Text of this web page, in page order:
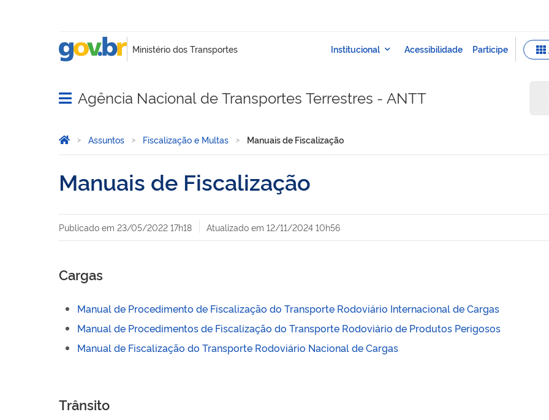
Abrir menu principal de navegação
Agência Nacional de Transportes Terrestres - ANTT
Você está aqui:
Página Inicial
Assuntos Fiscalização e Multas Manuais de Fiscalização
Manuais de Fiscalização
Publicado em 23/05/2022 17h18 Atualizado em 12/11/2024 10h56
Cargas
Manual de Procedimento de Fiscalização do Transporte Rodoviário Internacional de Cargas
Manual de Procedimentos de Fiscalização do Transporte Rodoviário de Produtos Perigosos
Manual de Fiscalização do Transporte Rodoviário Nacional de Cargas
Trânsito